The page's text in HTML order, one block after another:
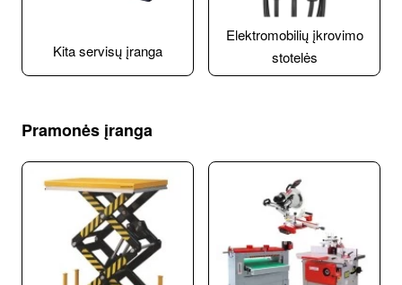
Kita servisų įranga
Elektromobilių įkrovimo
stotelės
Pramonės įranga